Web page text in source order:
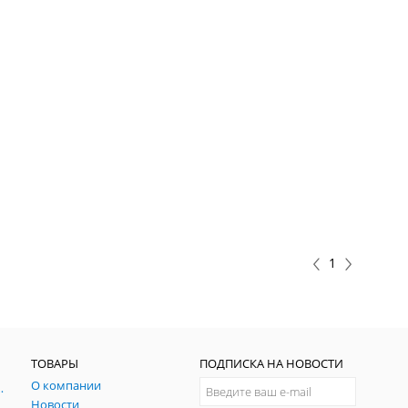
1
ГНСС
ТОВАРЫ
О компании
Новости
ПОДПИСКА НА НОВОСТИ